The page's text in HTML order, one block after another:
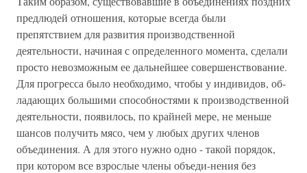
предлюдей отношения, которые всегда были
препятствием для развития производственной
деятельности, начиная с определенного момента, сделали
просто невозможным ее дальнейшее совершенствование.
Для прогресса было необходимо, чтобы у индивидов, об-
ладающих большими способностями к производственной
деятельности, появилось, по крайней мере, не меньше
шансов получить мясо, чем у любых других членов
объединения. А для этого нужно одно - такой порядок,
при котором все взрослые члены объеди-нения без